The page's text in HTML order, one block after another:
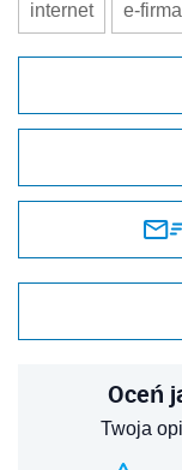
internet e-firma
Oceń
Twoja